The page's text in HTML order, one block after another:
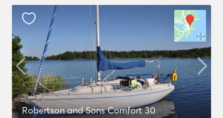
Robertson and Sons Comfort 30